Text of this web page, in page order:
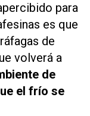
para
es que
de
volverá a
de
el frío se